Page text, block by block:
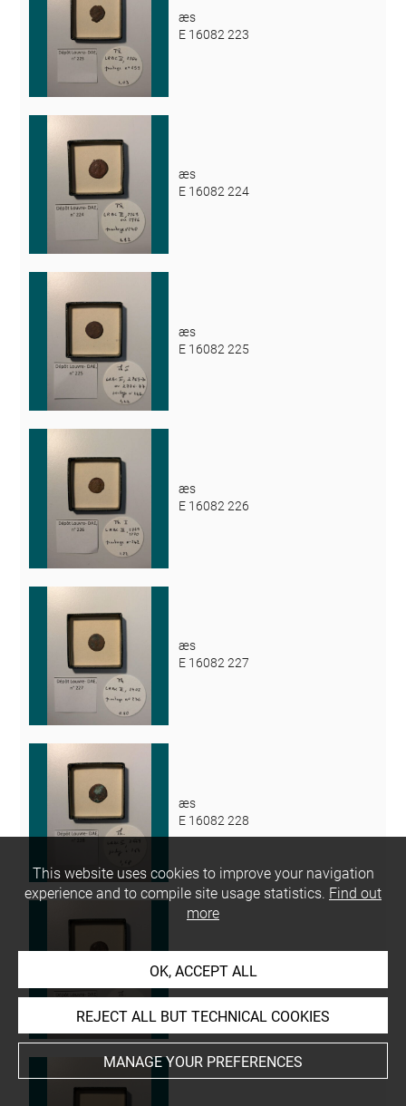
æs
E 16082 223
æs
E 16082 224
æs
E 16082 225
æs
E 16082 226
æs
E 16082 227
æs
E 16082 228
E 16082 229
This website uses cookies to improve your navigation
experience and to compile site usage statistics. Find out
more
OK, ACCEPT ALL
REJECT ALL BUT TECHNICAL COOKIES
MANAGE YOUR PREFERENCES